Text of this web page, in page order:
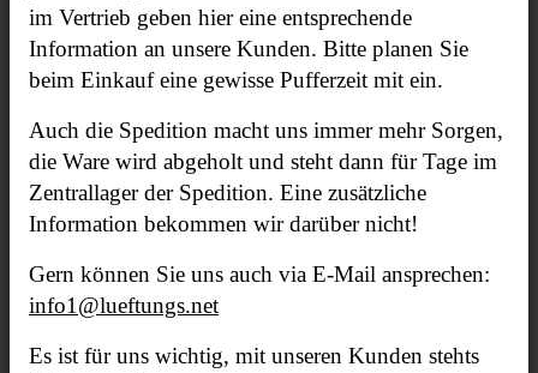
im Vertrieb geben hier eine entsprechende
Information an unsere Kunden. Bitte planen Sie
beim Einkauf eine gewisse Pufferzeit mit ein.
Auch die Spedition macht uns immer mehr Sorgen,
die Ware wird abgeholt und steht dann für Tage im
Zentrallager der Spedition. Eine zusätzliche
Information bekommen wir darüber nicht!
Gern können Sie uns auch via E-Mail ansprechen:
info1@lueftungs.net
Es ist für uns wichtig, mit unseren Kunden stehts